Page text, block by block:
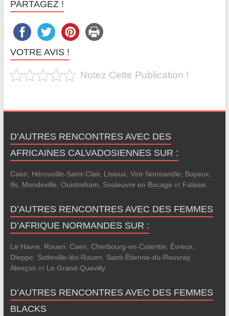
PARTAGEZ !
VOTRE AVIS !
Notez Cette Publication !
D’AUTRES RENCONTRES AVEC DES
AFRICAINES CALVADOSIENNES SUR :
Caen, Hérouville-Saint-Clair, Lisieux, Vire Normandie, Bayeux,
Ifs, Mondeville, Ouistreham, Souleuvre en Bocage et Falaise.
D’AUTRES RENCONTRES AVEC DES FEMMES
D’AFRIQUE NORMANDES SUR :
Le Havre, Rouen, Caen, Cherbourg-en-Cotentin, Évreux,
Dieppe, Sotteville-lès-Rouen, Saint-Étienne-du-Rouvray,
Alençon et Le Grand-Quevilly.
D’AUTRES RENCONTRES AVEC DES FEMMES
BLACKS